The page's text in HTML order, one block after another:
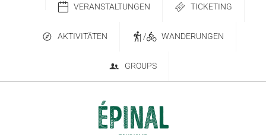
VERANSTALTUNGEN TICKETING
AKTIVITÄTEN / WANDERUNGEN
GROUPS